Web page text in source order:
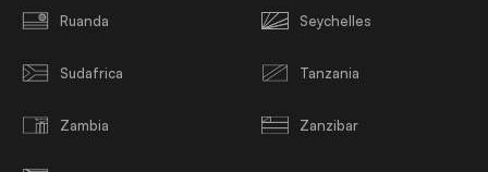
Ruanda Seychelles
Sudafrica Tanzania
Zambia Zanzibar